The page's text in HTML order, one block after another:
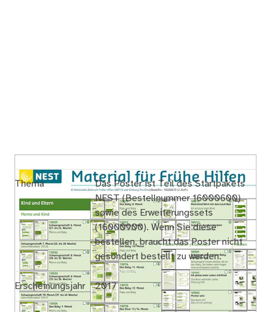
Thema
Das Poster ist Teil des Startpakets
NEST (Bestellnummer 16000600)
sowie des Erweiterungssets
(16000900). Wenn Sie diese
bestellen, braucht das Poster nicht
gesondert bestellt zu werden.
Erscheinungsjahr 2017